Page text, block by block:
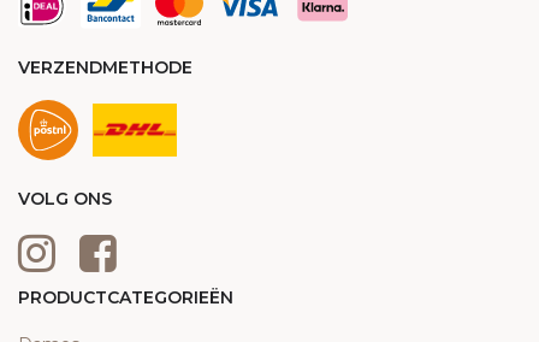
VERZENDMETHODE
VOLG ONS
PRODUCTCATEGORIEËN